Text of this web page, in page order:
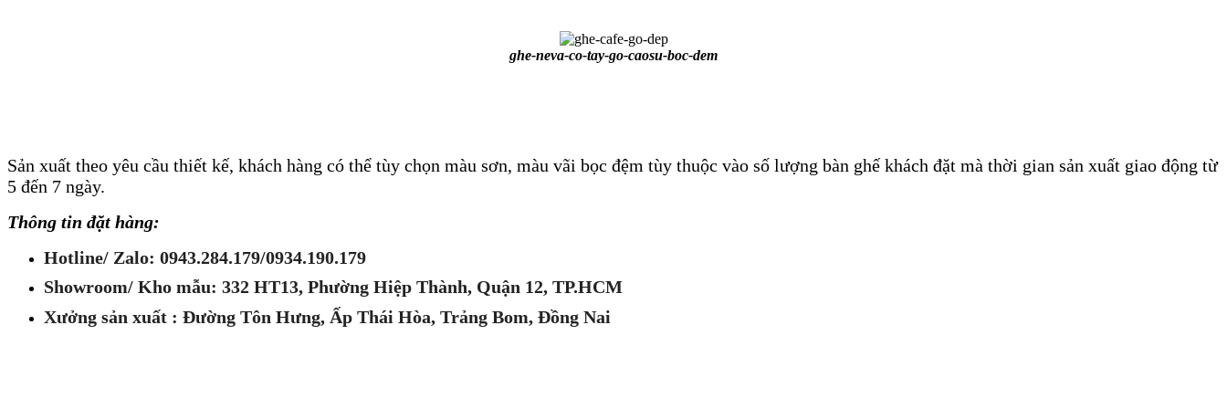
ghe-neva-co-tay-go-caosu-boc-dem
Sản xuất theo yêu cầu thiết kế, khách hàng có thể tùy chọn màu sơn, màu vãi bọc đệm tùy thuộc vào số lượng bàn ghế khách đặt mà thời gian sản xuất giao động từ
5 đến 7 ngày.
Thông tin đặt hàng:
Hotline/ Zalo: 0943.284.179/0934.190.179
Showroom/ Kho mẫu: 332 HT13, Phường Hiệp Thành, Quận 12, TP.HCM
Xưởng sản xuất : Đường Tôn Hưng, Ấp Thái Hòa, Trảng Bom, Đồng Nai